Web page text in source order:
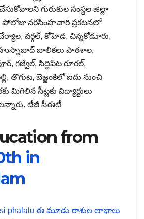
గురుకుల సంస్థల జిల్లా
నరసింహచారి ప్రకటనలో
వర్గల్, కోహెడ, చిన్నకోడూరు,
బాలికలు పాఠశాల,
గజ్వేల్, సిద్దిపేట రూరల్,
తొగుట, బెజ్జంకిలో ఐదు నుంచి
మిగిలిన సీట్లకు విద్యార్థులు
టీజీ సీఈటీ
from
in
phalalu ఈ మూడు రాశుల లాభాలు